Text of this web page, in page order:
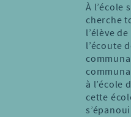
À l’école
cherche
l’élève
l’écoute
à l’école
cette